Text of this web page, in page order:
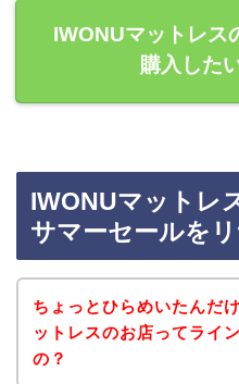
IWONUマットレス
購入した
IWONUマットレ
サマーセールを
ちょっとひらめいたんだ
ットレスのお店ってライ
の？